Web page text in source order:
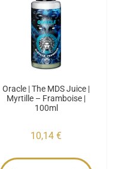
Oracle | The MDS Juice |
Myrtille – Framboise |
100ml
10,14 €